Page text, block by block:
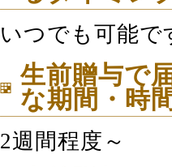
いつでも可能で
生前贈与で
な期間・時
2週間程度～